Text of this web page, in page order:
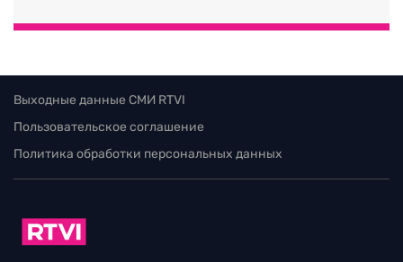
Выходные данные СМИ RTVI
Пользовательское соглашение
Политика обработки персональных данных